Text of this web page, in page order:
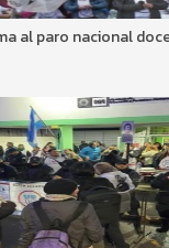
al paro nacional